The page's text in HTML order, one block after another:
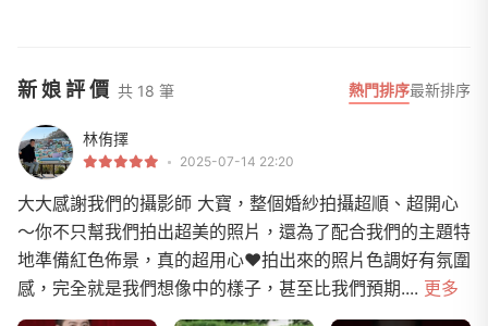
新娘評價 共 18 筆 熱門排序最新排序
林侑擇
2025-07-14 22:20
大大感謝我們的攝影師 大寶，整個婚紗拍攝超順、超開心
～你不只幫我們拍出超美的照片，還為了配合我們的主題特
地準備紅色佈景，真的超用心❤️拍出來的照片色調好有氛圍
感，完全就是我們想像中的樣子，甚至比我們預期.... 更多